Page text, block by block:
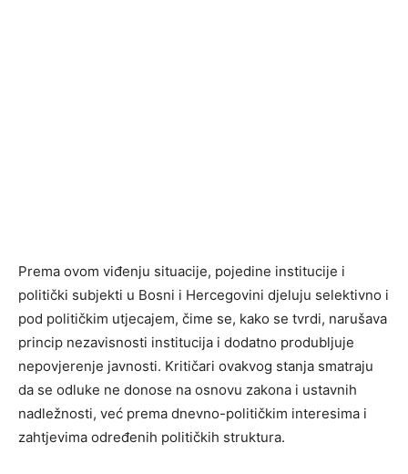
Prema ovom viđenju situacije, pojedine institucije i
politički subjekti u Bosni i Hercegovini djeluju selektivno i
pod političkim utjecajem, čime se, kako se tvrdi, narušava
princip nezavisnosti institucija i dodatno produbljuje
nepovjerenje javnosti. Kritičari ovakvog stanja smatraju
da se odluke ne donose na osnovu zakona i ustavnih
nadležnosti, već prema dnevno-političkim interesima i
zahtjevima određenih političkih struktura.